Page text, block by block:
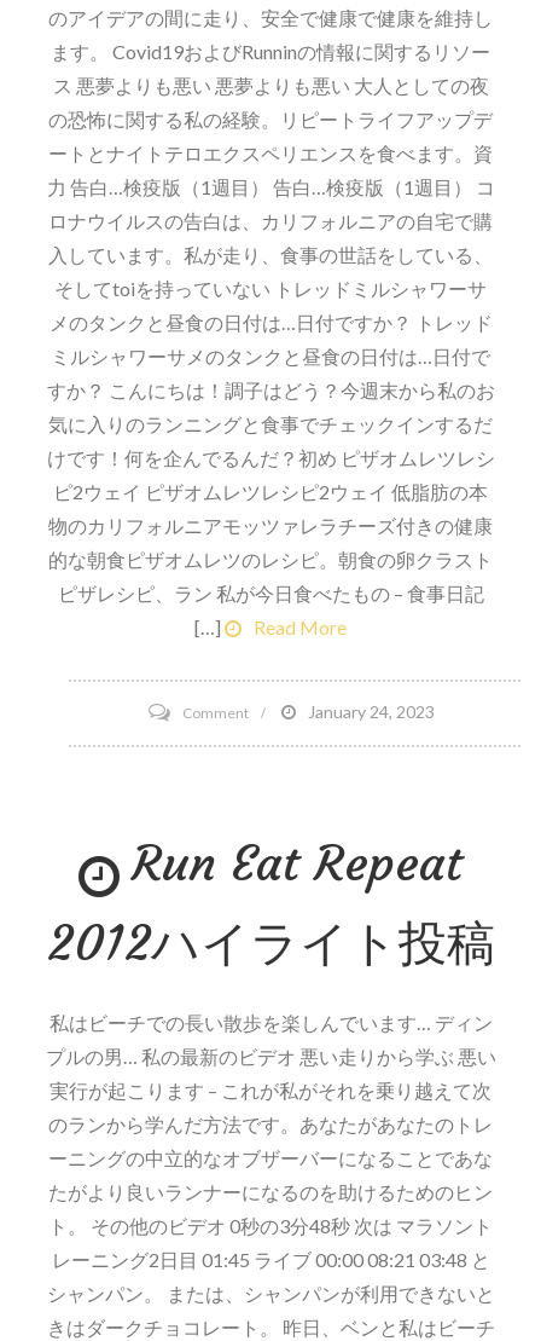
のアイデアの間に走り、安全で健康で健康を維持し
ます。 Covid19およびRunninの情報に関するリソー
ス 悪夢よりも悪い 悪夢よりも悪い 大人としての夜
の恐怖に関する私の経験。リピートライフアップデ
ートとナイトテロエクスペリエンスを食べます。資
力 告白…検疫版（1週目） 告白…検疫版（1週目） コ
ロナウイルスの告白は、カリフォルニアの自宅で購
入しています。私が走り、食事の世話をしている、
そしてtoiを持っていない トレッドミルシャワーサ
メのタンクと昼食の日付は…日付ですか？ トレッド
ミルシャワーサメのタンクと昼食の日付は…日付で
すか？ こんにちは！調子はどう？今週末から私のお
気に入りのランニングと食事でチェックインするだ
けです！何を企んでるんだ？初め ピザオムレツレシ
ピ2ウェイ ピザオムレツレシピ2ウェイ 低脂肪の本
物のカリフォルニアモッツァレラチーズ付きの健康
的な朝食ピザオムレツのレシピ。朝食の卵クラスト
ピザレシピ、ラン 私が今日食べたもの – 食事日記
[…]
Read More
Commenton
5
フ
ル
イ
で
仕
に
戻
ま
で
に
1
January 24, 2023
Run Eat Repeat
2012ハイライト投稿
私はビーチでの長い散歩を楽しんでいます… ディン
プルの男… 私の最新のビデオ 悪い走りから学ぶ 悪い
実行が起こります – これが私がそれを乗り越えて次
のランから学んだ方法です。あなたがあなたのトレ
ーニングの中立的なオブザーバーになることであな
たがより良いランナーになるのを助けるためのヒン
ト。 その他のビデオ 0秒の3分48秒 次は マラソント
レーニング2日目 01:45 ライブ 00:00 08:21 03:48 と
シャンパン。 または、シャンパンが利用できないと
きはダークチョコレート。 昨日、ベンと私はビーチ